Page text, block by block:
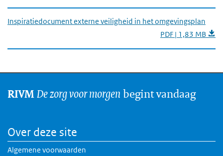
Inspiratiedocument externe veiligheid in het omgevingsplan
PDF | 1,83 MB
RIVMDe zorg voor morgen begint vandaag
Over deze site
Algemene voorwaarden